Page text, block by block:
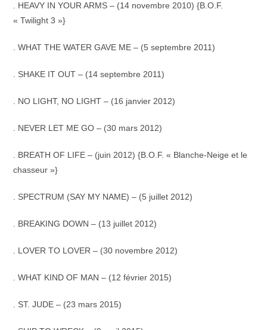
. HEAVY IN YOUR ARMS – (14 novembre 2010) {B.O.F.
« Twilight 3 »}
. WHAT THE WATER GAVE ME – (5 septembre 2011)
. SHAKE IT OUT – (14 septembre 2011)
. NO LIGHT, NO LIGHT – (16 janvier 2012)
. NEVER LET ME GO – (30 mars 2012)
. BREATH OF LIFE – (juin 2012) {B.O.F. « Blanche-Neige et le
chasseur »}
. SPECTRUM (SAY MY NAME) – (5 juillet 2012)
. BREAKING DOWN – (13 juillet 2012)
. LOVER TO LOVER – (30 novembre 2012)
. WHAT KIND OF MAN – (12 février 2015)
. ST. JUDE – (23 mars 2015)